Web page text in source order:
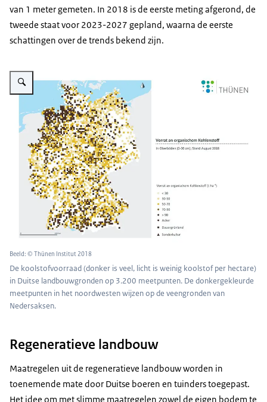
van 1 meter gemeten. In 2018 is de eerste meting afgerond, de
tweede staat voor 2023-2027 gepland, waarna de eerste
schattingen over de trends bekend zijn.
Vergroot afbeelding Koolstofvoorraad
Beeld: © Thünen Institut 2018
De koolstofvoorraad (donker is veel, licht is weinig koolstof per hectare)
in Duitse landbouwgronden op 3.200 meetpunten. De donkergekleurde
meetpunten in het noordwesten wijzen op de veengronden van
Nedersaksen.
Regeneratieve landbouw
Maatregelen uit de regeneratieve landbouw worden in
toenemende mate door Duitse boeren en tuinders toegepast.
Het idee om met slimme maatregelen zowel de eigen bodem te